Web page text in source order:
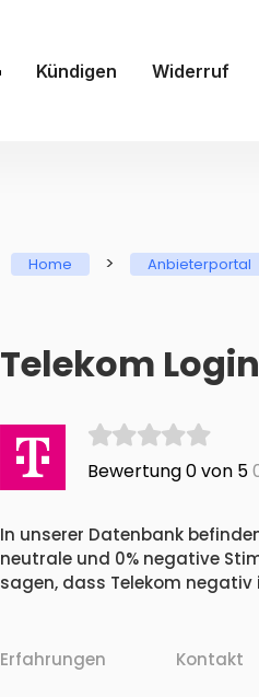
Kündigen Widerruf
Home > Anbieterportal
Telekom
Bewertung 0 von 5
In unserer Datenbank
neutrale und 0% negative
sagen, dass Telekom negativ
Erfahrungen Kontakt